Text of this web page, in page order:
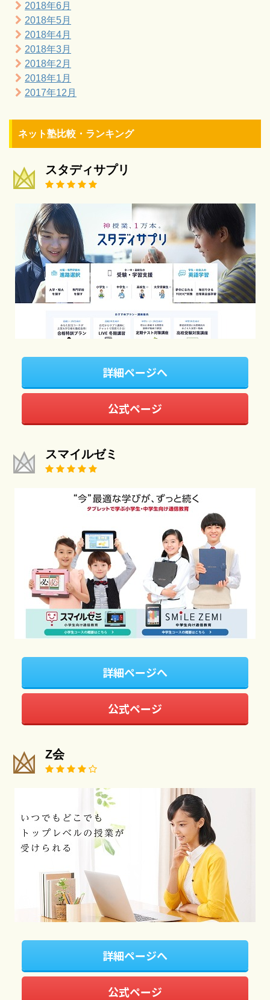
2018年6月
2018年5月
2018年4月
2018年3月
2018年2月
2018年1月
2017年12月
ネット塾比較・ランキング
スタディサプリ
詳細ページへ
公式ページ
スマイルゼミ
詳細ページへ
公式ページ
Z会
詳細ページへ
公式ページ